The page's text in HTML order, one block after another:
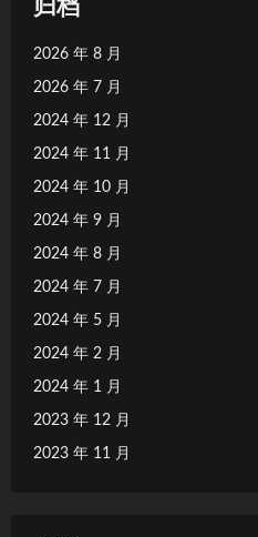
归档
2026 年 8 月
2026 年 7 月
2024 年 12 月
2024 年 11 月
2024 年 10 月
2024 年 9 月
2024 年 8 月
2024 年 7 月
2024 年 5 月
2024 年 2 月
2024 年 1 月
2023 年 12 月
2023 年 11 月